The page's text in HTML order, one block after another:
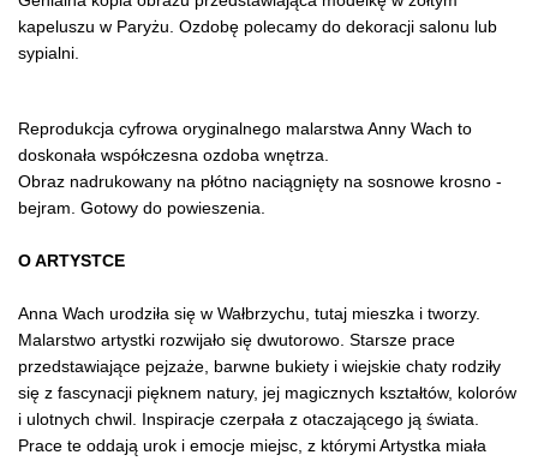
kapeluszu w Paryżu. Ozdobę polecamy do dekoracji salonu lub
sypialni.
Reprodukcja cyfrowa oryginalnego malarstwa Anny Wach to
doskonała współczesna ozdoba wnętrza.
Obraz nadrukowany na płótno naciągnięty na sosnowe krosno -
bejram. Gotowy do powieszenia.
O ARTYSTCE
Anna Wach urodziła się w Wałbrzychu, tutaj mieszka i tworzy.
Malarstwo artystki rozwijało się dwutorowo. Starsze prace
przedstawiające pejzaże, barwne bukiety i wiejskie chaty rodziły
się z fascynacji pięknem natury, jej magicznych kształtów, kolorów
i ulotnych chwil. Inspiracje czerpała z otaczającego ją świata.
Prace te oddają urok i emocje miejsc, z którymi Artystka miała